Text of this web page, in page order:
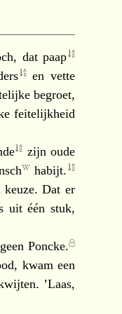
datpaap
en vette
begroet,
feitelijkheid
zijn oude
habijt.
Dat er
uit één stuk,
Poncke.
kwam een
’Laas,